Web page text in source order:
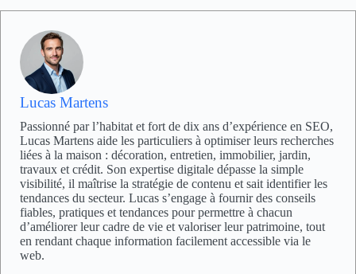
Lucas Martens
Passionné par l’habitat et fort de dix ans d’expérience en SEO,
Lucas Martens aide les particuliers à optimiser leurs recherches
liées à la maison : décoration, entretien, immobilier, jardin,
travaux et crédit. Son expertise digitale dépasse la simple
visibilité, il maîtrise la stratégie de contenu et sait identifier les
tendances du secteur. Lucas s’engage à fournir des conseils
fiables, pratiques et tendances pour permettre à chacun
d’améliorer leur cadre de vie et valoriser leur patrimoine, tout
en rendant chaque information facilement accessible via le
web.